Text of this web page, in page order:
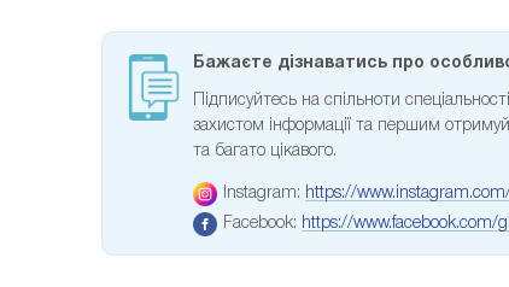
Бажаєте дізнаватись про
Підписуйтесь на спільноти
захистом інформації та першим
та багато цікавого.
Instagram: https://
Facebook: https://